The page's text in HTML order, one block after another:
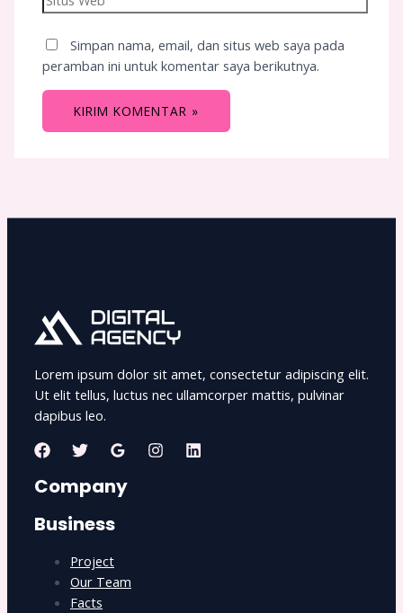
Simpan nama, email, dan situs web saya pada
peramban ini untuk komentar saya berikutnya.
Lorem ipsum dolor sit amet, consectetur adipiscing elit.
Ut elit tellus, luctus nec ullamcorper mattis, pulvinar
dapibus leo.
Company
Business
Project
Our Team
Facts